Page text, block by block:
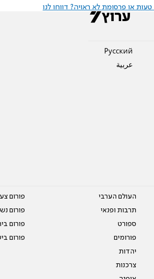
או פרסומת לא ראויה? דווחו לנו
Pусский
عربية
העולם הערבי
תרבות ופנאי
ספורט
פורומים
יהדות
צרכנות
פורום
פורום
פורום
פורום